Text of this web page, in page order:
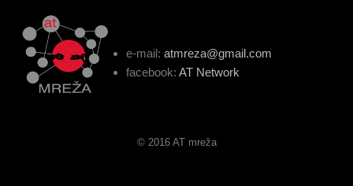
e-mail: atmreza@gmail.com
facebook: AT Network
© 2016 AT mreža